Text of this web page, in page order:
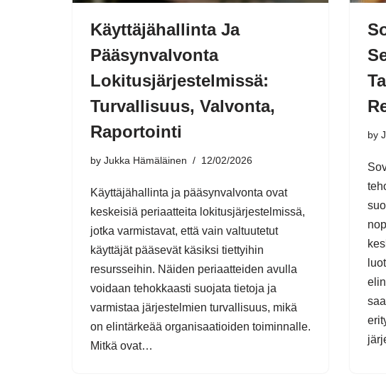
Käyttäjähallinta Ja
Pääsynvalvonta
Lokitusjärjestelmissä:
Turvallisuus, Valvonta,
Raportointi
by Jukka Hämäläinen 12/02/2026
Käyttäjähallinta ja pääsynvalvonta ovat
keskeisiä periaatteita lokitusjärjestelmissä,
jotka varmistavat, että vain valtuutetut
käyttäjät pääsevät käsiksi tiettyihin
resursseihin. Näiden periaatteiden avulla
voidaan tehokkaasti suojata tietoja ja
varmistaa järjestelmien turvallisuus, mikä
on elintärkeää organisaatioiden toiminnalle.
Mitkä ovat…
by